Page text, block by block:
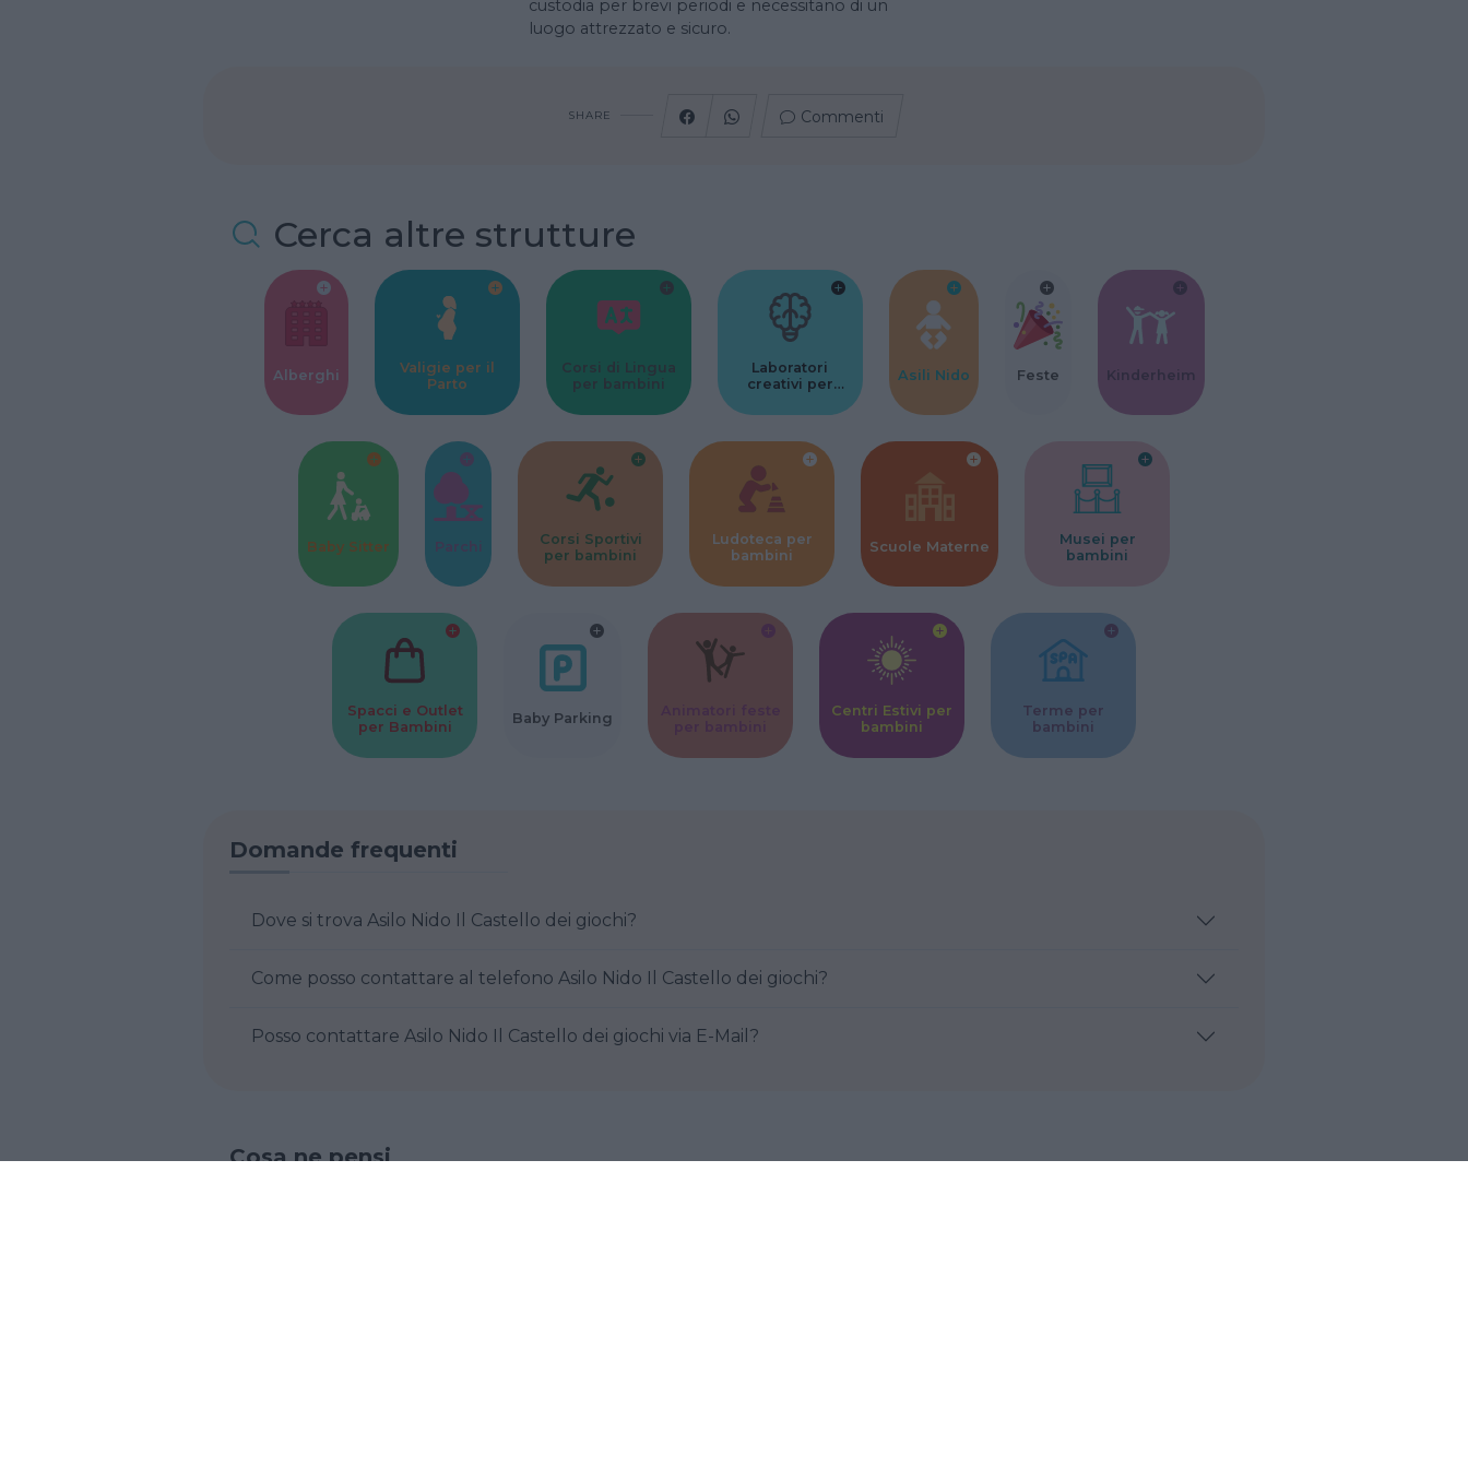
custodia per brevi periodi e necessitano di un
luogo attrezzato e sicuro.
SHARE Commenti
Cerca altre strutture
Alberghi
Valigie per il
Parto
Corsi di Lingua
per bambini
Laboratori
creativi per
Asili Nido Feste Kinderheim
Baby Sitter Parchi
Corsi Sportivi
per bambini
Ludoteca per
bambini
Scuole Materne
Musei per
bambini
Spacci e Outlet
per Bambini
Baby Parking
Centri Estivi per
bambini
Terme per
bambini
Domande frequenti
Dove si trova Asilo Nido Il Castello dei giochi?
Come posso contattare al telefono Asilo Nido Il Castello dei giochi?
Posso contattare Asilo Nido Il Castello dei giochi via E-Mail?
Cosa ne pensi